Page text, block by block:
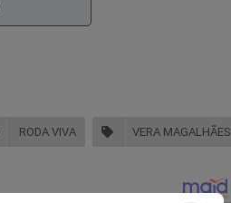
RODA VIVA VERA MAGALHÃES